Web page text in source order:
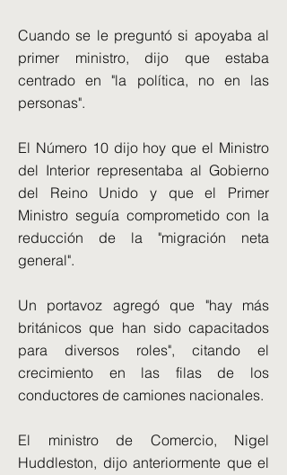
Cuando se le preguntó si apoyaba al
primer ministro, dijo que estaba
centrado en "la política, no en las
personas".
El Número 10 dijo hoy que el Ministro
del Interior representaba al Gobierno
del Reino Unido y que el Primer
Ministro seguía comprometido con la
reducción de la "migración neta
general".
Un portavoz agregó que "hay más
británicos que han sido capacitados
para diversos roles", citando el
crecimiento en las filas de los
conductores de camiones nacionales.
El ministro de Comercio, Nigel
Huddleston, dijo anteriormente que el